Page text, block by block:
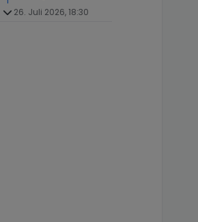
26. Juli 2026, 18:30